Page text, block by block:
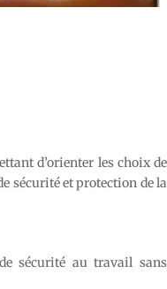
d’orienter les choix de
sécurité et protection de la
sécurité au travail sans